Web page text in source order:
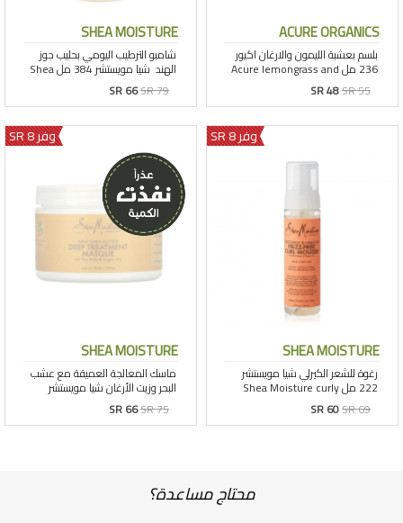
ACURE ORGANICS
SR 48SR 55
SHEA MOISTURE
SR 66SR 79
وفر 8 SR
SHEA MOISTURE
SR 60SR 69
وفر 8 SR
SHEA MOISTURE
SR 66SR 75
محتاج مساعدة؟